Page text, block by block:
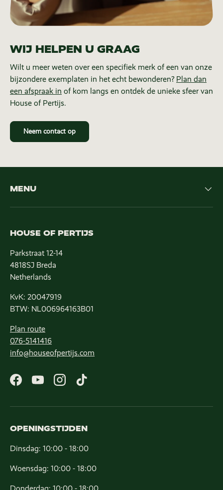
WIJ HELPEN U GRAAG
Wilt u meer weten over een specifiek merk of een van onze
bijzondere exemplaten in het echt bewonderen? Plan dan
een afspraak in of kom langs en ontdek de unieke sfeer van
House of Pertijs.
Neem contact op
MENU
HOUSE OF PERTIJS
Parkstraat 12-14
4818SJ Breda
Netherlands
KvK: 20047919
BTW: NL006964163B01
Plan route
076-5141416
info@houseofpertijs.com
Facebook
YouTubeInstagram
TikTok
OPENINGSTIJDEN
Dinsdag: 10:00 - 18:00
Woensdag: 10:00 - 18:00